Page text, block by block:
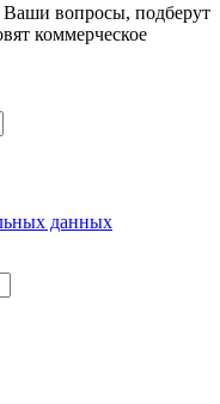
вопросы, подберут
коммерческое
данных